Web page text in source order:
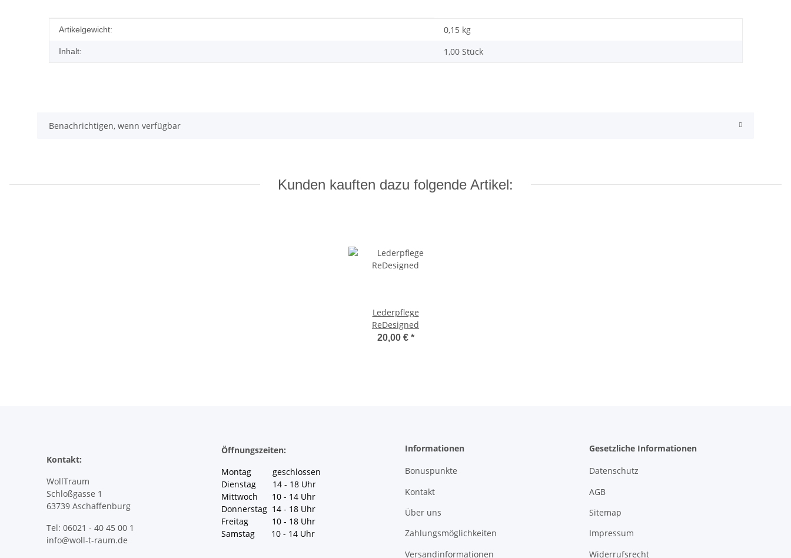
Produkteigenschaft
Wert
Artikelgewicht: 0,15 kg
Inhalt: 1,00 Stück
Benachrichtigen, wenn verfügbar
Kunden kauften dazu folgende Artikel:
Lederpflege
ReDesigned
20,00 € *
Kontakt:
WollTraum
Schloßgasse 1
63739 Aschaffenburg
Tel: 06021 - 40 45 00 1
info@woll-t-raum.de
Öffnungszeiten:
Montag geschlossen
Dienstag 14 - 18 Uhr
Mittwoch 10 - 14 Uhr
Donnerstag 14 - 18 Uhr
Freitag 10 - 18 Uhr
Samstag 10 - 14 Uhr
Informationen
Bonuspunkte
Kontakt
Über uns
Zahlungsmöglichkeiten
Versandinformationen
Gesetzliche Informationen
Datenschutz
AGB
Sitemap
Impressum
Widerrufsrecht